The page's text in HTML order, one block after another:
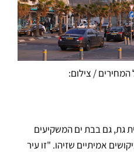
/ צילום:
גת, גם בבת ים המשקיעים
אמיתיים שזיהו. "זו עיר